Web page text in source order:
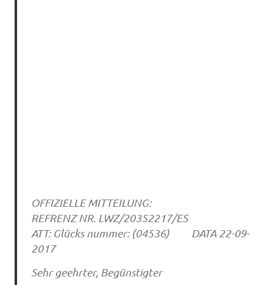
OFFIZIELLE MITTEILUNG:
REFRENZ NR. LWZ/20352217/ES
ATT: Glücks nummer: (04536) DATA 22-09-
2017
Sehr geehrter, Begünstigter